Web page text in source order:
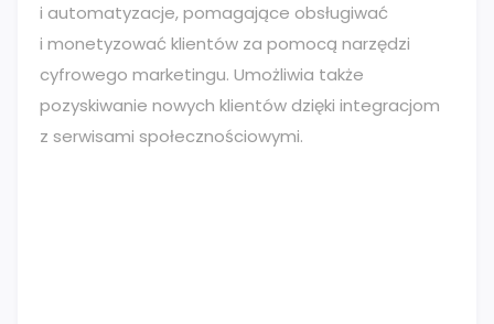
i automatyzacje, pomagające obsługiwać
i monetyzować klientów za pomocą narzędzi
cyfrowego marketingu. Umożliwia także
pozyskiwanie nowych klientów dzięki integracjom
z serwisami społecznościowymi.